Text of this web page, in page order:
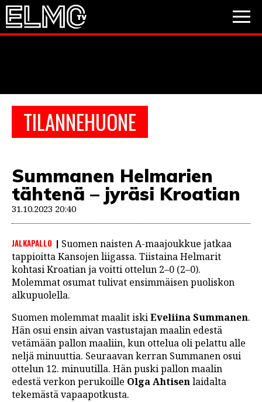
TILANNEHUONE
Summanen Helmarien
tähtenä – jyräsi Kroatian
31.10.2023 20:40
JALKAPALLO
Suomen naisten A-maajoukkue jatkaa
tappioitta Kansojen liigassa. Tiistaina Helmarit
kohtasi Kroatian ja voitti ottelun 2–0 (2–0).
Molemmat osumat tulivat ensimmäisen puoliskon
alkupuolella.
Suomen molemmat maalit iskiEveliina Summanen.
Hän osui ensin aivan vastustajan maalin edestä
vetämään pallon maaliin, kun ottelua oli pelattu alle
neljä minuuttia. Seuraavan kerran Summanen osui
ottelun 12. minuutilla. Hän puski pallon maalin
edestä verkon perukoille Olga Ahtisenlaidalta
tekemästä vapaapotkusta.
PESÄPALLO
VIDEOT
JALKAPALLO
EM2021
Huuhkajat
Veikkausliiga
JÄÄKIEKKO
PESÄPALLO
F1
LINTU VAI KALA
46 DENTON ROAD
VIDEOT
PODCASTIT
KOLUMNIT